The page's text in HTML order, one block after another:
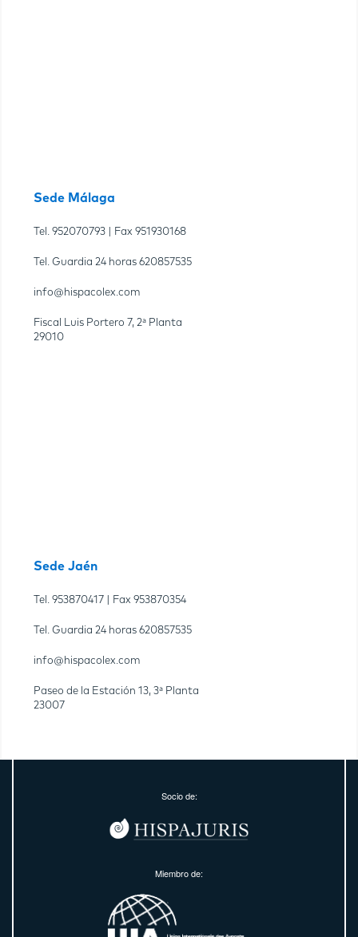
Sede Málaga
Tel. 952070793 | Fax 951930168
Tel. Guardia 24 horas 620857535
info@hispacolex.com
Fiscal Luis Portero 7, 2ª Planta
29010
Sede Jaén
Tel. 953870417 | Fax 953870354
Tel. Guardia 24 horas 620857535
info@hispacolex.com
Paseo de la Estación 13, 3ª Planta
23007
Socio de:
Miembro de: